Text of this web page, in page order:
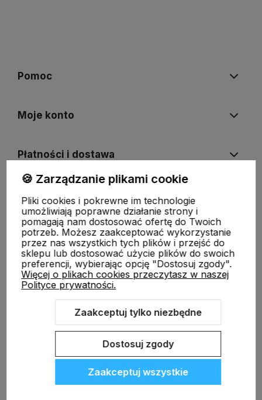
Pomoc
Moje konto
Płatności i dostawa
O nas
Sklep internetowy Shoper.pl Szablon Shoper Modern 3.0™
GrowCommerce
🍪 Zarządzanie plikami cookie
Pliki cookies i pokrewne im technologie
umożliwiają poprawne działanie strony i
pomagają nam dostosować ofertę do Twoich
potrzeb. Możesz zaakceptować wykorzystanie
przez nas wszystkich tych plików i przejść do
sklepu lub dostosować użycie plików do swoich
preferencji, wybierając opcję "Dostosuj zgody".
Więcej o plikach cookies przeczytasz w naszej
Polityce prywatności.
Zaakceptuj tylko niezbędne
Dostosuj zgody
Zaakceptuj wszystkie